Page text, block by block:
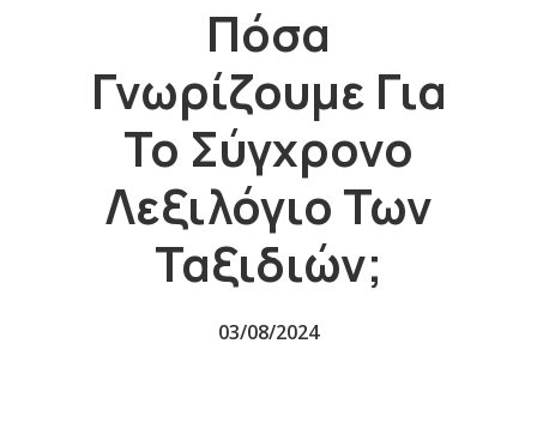
Πόσα
Γνωρίζουμε Για
Το Σύγχρονο
Λεξιλόγιο Των
Ταξιδιών;
03/08/2024